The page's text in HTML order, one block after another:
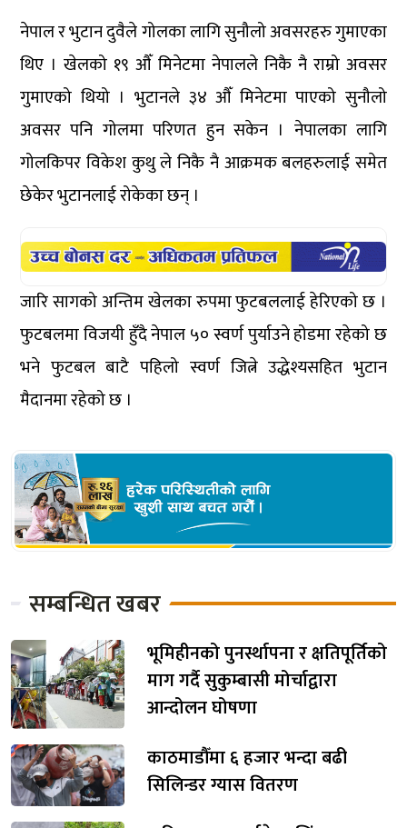
नेपाल र भुटान दुवैले गोलका लागि सुनौलो अवसरहरु गुमाएका
थिए । खेलको १९ औँ मिनेटमा नेपालले निकै नै राम्रो अवसर
गुमाएको थियो । भुटानले ३४ औँ मिनेटमा पाएको सुनौलो
अवसर पनि गोलमा परिणत हुन सकेन । नेपालका लागि
गोलकिपर विकेश कुथु ले निकै नै आक्रमक बलहरुलाई समेत
छेकेर भुटानलाई रोकेका छन् ।
जारि सागको अन्तिम खेलका रुपमा फुटबललाई हेरिएको छ ।
फुटबलमा विजयी हुँदै नेपाल ५० स्वर्ण पुर्याउने होडमा रहेको छ
भने फुटबल बाटै पहिलो स्वर्ण जित्ने उद्धेश्यसहित भुटान
मैदानमा रहेको छ ।
सम्बन्धित खबर
भूमिहीनको पुनर्स्थापना र क्षतिपूर्तिको
माग गर्दै सुकुम्बासी मोर्चाद्वारा
आन्दोलन घोषणा
काठमाडौँमा ६ हजार भन्दा बढी
सिलिन्डर ग्यास वितरण